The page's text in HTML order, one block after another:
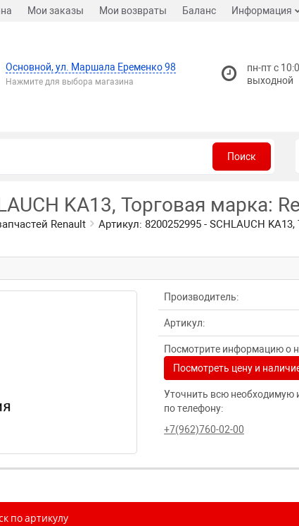
Мои заказы Мои возвраты Баланс Информация
Основной, ул. Маршала Еременко 98
Нажмите для выбора магазина
пн-пт с
выходной
Поиск
KA13, Торговая марка:
Renault Артикул: 8200252995 - SCHLAUCH
Производитель:
Артикул:
Посмотрите информацию о
Посмотреть цену и
Уточнить всю
по телефону:
+7(962)760-02-00
по артикулу